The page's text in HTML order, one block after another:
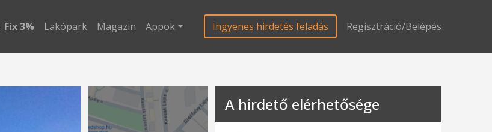
Fix 3% Lakópark Magazin Appok Ingyenes hirdetés feladás Regisztráció/Belépés
A hirdető elérhetősége